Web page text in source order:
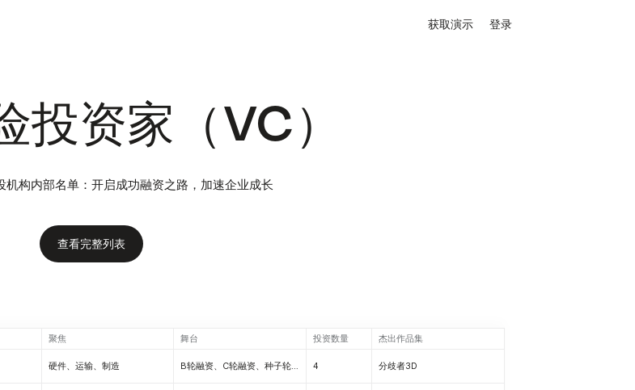
获取演示 登录
投资家（VC）
机构内部名单：开启成功融资之路，加速企业成长
查看完整列表
聚焦 舞台 投资数量 杰出作品集
硬件、运输、制造 B轮融资、C轮融资、种子轮前融资 4 分歧者3D